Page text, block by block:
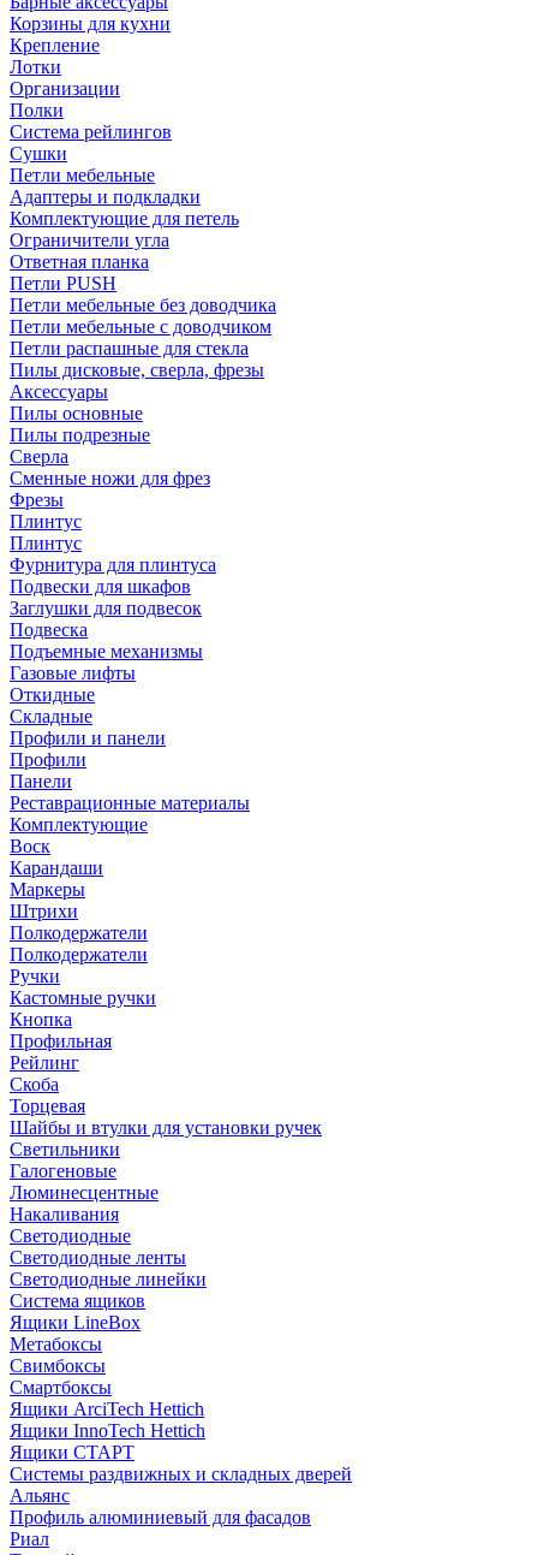
Корзины для кухни
Крепление
Лотки
Организации
Полки
Система рейлингов
Сушки
Петли мебельные
Адаптеры и подкладки
Комплектующие для петель
Ограничители угла
Ответная планка
Петли PUSH
Петли мебельные без доводчика
Петли мебельные с доводчиком
Петли распашные для стекла
Пилы дисковые, сверла, фрезы
Аксессуары
Пилы основные
Пилы подрезные
Сверла
Сменные ножи для фрез
Фрезы
Плинтус
Плинтус
Фурнитура для плинтуса
Подвески для шкафов
Заглушки для подвесок
Подвеска
Подъемные механизмы
Газовые лифты
Откидные
Складные
Профили и панели
Профили
Панели
Реставрационные материалы
Комплектующие
Воск
Карандаши
Маркеры
Штрихи
Полкодержатели
Полкодержатели
Ручки
Кастомные ручки
Кнопка
Профильная
Рейлинг
Скоба
Торцевая
Шайбы и втулки для установки ручек
Светильники
Галогеновые
Люминесцентные
Накаливания
Светодиодные
Светодиодные ленты
Светодиодные линейки
Система ящиков
Ящики LineBox
Метабоксы
Свимбоксы
Смартбоксы
Ящики ArciTech Hettich
Ящики InnoTech Hettich
Ящики СТАРТ
Системы раздвижных и складных дверей
Альянс
Профиль алюминиевый для фасадов
Риал